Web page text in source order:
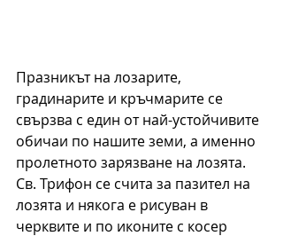
Празникът на лозарите,
градинарите и кръчмарите се
свързва с един от най-устойчивите
обичаи по нашите земи, а именно
пролетното зарязване на лозята.
Св. Трифон се счита за пазител на
лозята и някога е рисуван в
черквите и по иконите с косер